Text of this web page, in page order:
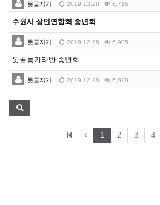
못골지기 2019.12.28 6,715
수원시 상인연합회 송년회
못골지기 2019.12.28 6,905
못골통기타반 송년회
못골지기 2019.12.28 6,828
1 2 3 4